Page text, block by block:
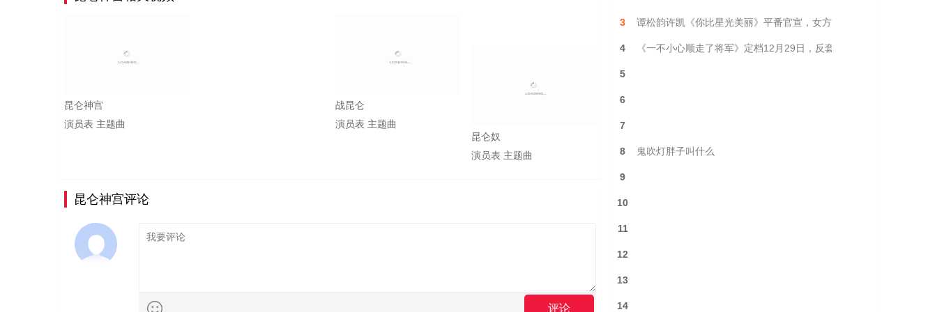
昆仑神宫
演员表 主题曲
战昆仑
演员表 主题曲
昆仑奴
演员表 主题曲
昆仑神宫评论
评论
3 谭松韵许凯《你比星光美丽》平番官宣，女方实绩更强
4 《一不小心顺走了将军》定档12月29日，反套路甜宠看点十足
5
6
7
8 鬼吹灯胖子叫什么
9
10
11
12
13
14